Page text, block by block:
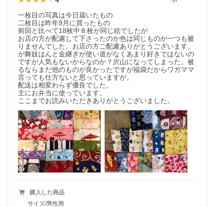
一枚目の写真は今日届いたもの
二枚目は昨年9月に買ったもの
前回と比べて18枚中８枚が同じ絵でしたが
お店の方が配慮して下さったのか色は同じものが一つも被
りませんでした。お店の方ご配慮ありがとうございます。
が舞妓はんと金継ぎが使い道がなくあまり好きではないの
ですが人気もないからなのか？沢山になってしまった。被
るならまだ他のものが良かったですが福袋だからワガママ
言っても仕方ないと思っていますが。
配送は相変わらず優良でした。
主にお弁当に使っています。
購入した商品
サイズ/男性用